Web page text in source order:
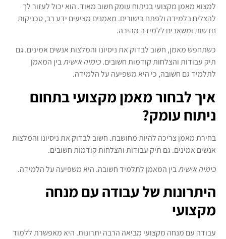
למצוא מאמן מקצועי בניתוח עומק חשוב מאוד. הוא יכול לעזור לך
להצליח בלמידה ולפתח כישורים. מאמנים מציעים ידע רב, טכניקות
חדשות ומשאבים ללמידה מהירה.
כשתחפש מאמן, חשוב לבדוק את ניסיונו והמלצות אנשים אמינים. גם
תיק עבודות והצלחות קודמות חשובים.כימיה אישיתבין המאמן
לתלמיד גם חשובה, כי היא משפיעה על הלמידה.
איך לבחור מאמן מקצועי בתחום
ניתוח עומק?
בחירת מאמן צריכה להיות מחושבת. חשוב לבדוק את ניסיונו והמלצות
אנשים אמינים. גם תיק עבודות והצלחות קודמות חשובים.
כימיה אישיתבין המאמן לתלמיד חשובה. היא משפיעה על הלמידה.
היתרונות של עבודה עם מנחה
מקצועי
עבודה עם מנחה מקצועי מביאה הרבה יתרונות. היא מאפשרת ללמוד